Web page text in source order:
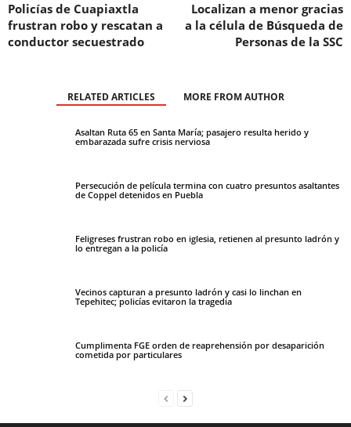
Policías de Cuapiaxtla
frustran robo y rescatan a
conductor secuestrado
Localizan a menor gracias
a la célula de Búsqueda de
Personas de la SSC
RELATED ARTICLES MORE FROM AUTHOR
Asaltan Ruta 65 en Santa María; pasajero resulta herido y
embarazada sufre crisis nerviosa
Persecución de película termina con cuatro presuntos asaltantes
de Coppel detenidos en Puebla
Feligreses frustran robo en iglesia, retienen al presunto ladrón y
lo entregan a la policía
Vecinos capturan a presunto ladrón y casi lo linchan en
Tepehitec; policías evitaron la tragedia
Cumplimenta FGE orden de reaprehensión por desaparición
cometida por particulares